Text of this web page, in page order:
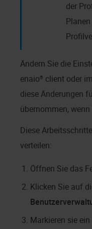
der
Ändern Sie die
enaio® client oder
diese Änderungen
übernommen,
Diese
verteilen:
Öffnen Sie das
Klicken Sie auf
Markieren sie ein